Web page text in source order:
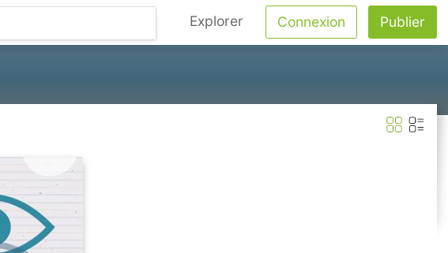
Explorer Connexion Publier